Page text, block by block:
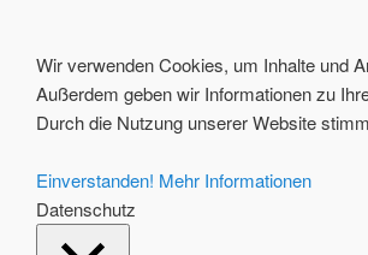
Wir verwenden Cookies, um Inhalte und
Außerdem geben wir Informationen zu
Durch die Nutzung unserer Website
Einverstanden! Mehr Informationen
Datenschutz